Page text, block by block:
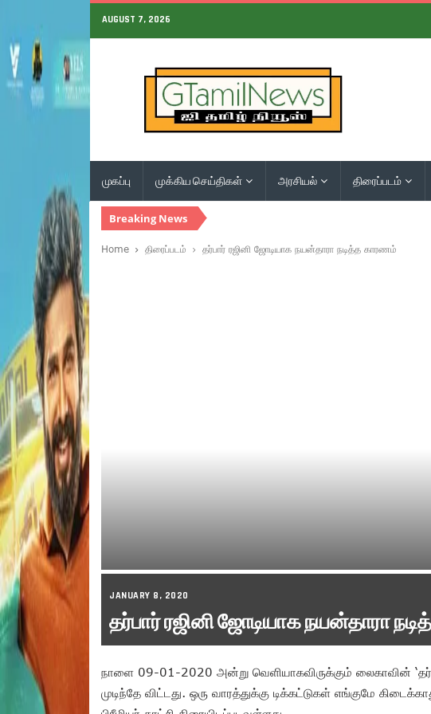
AUGUST 7, 2026
முகப்பு முக்கிய செய்திகள் அரசியல் திரைப்படம்
Breaking News
Home திரைப்படம் தர்பார் ரஜினி ஜோடியாக நயன்தாரா நடித்த காரணம்
JANUARY 8, 2020
தர்பார் ரஜினி ஜோடியாக நயன்தாரா
நாளை 09-01-2020 அன்று வெளியாகவிருக்கும் லைகாவின்
முடிந்தே விட்டது. ஒரு வாரத்துக்கு டிக்கட்டுகள் எங்குமே